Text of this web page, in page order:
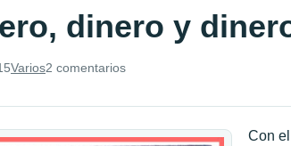
dinero y
Varios2 comentarios
Con